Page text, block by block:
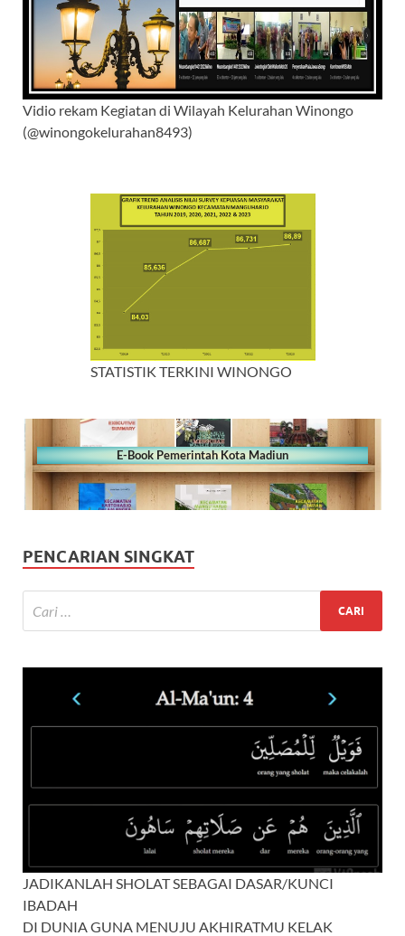
Vidio rekam Kegiatan di Wilayah Kelurahan Winongo
(@winongokelurahan8493)
STATISTIK TERKINI WINONGO
E-Book Pemerintah Kota Madiun
PENCARIAN SINGKAT
JADIKANLAH SHOLAT SEBAGAI DASAR/KUNCI
IBADAH
DI DUNIA GUNA MENUJU AKHIRATMU KELAK